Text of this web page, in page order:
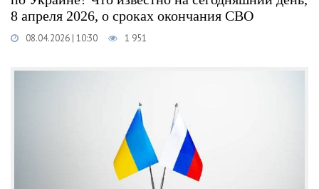
8 апреля 2026, о сроках окончания СВО
08.04.2026 | 10:30 1 951